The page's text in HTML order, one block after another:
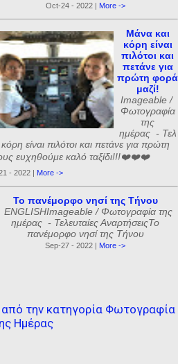
Oct-24 - 2022 | More ->
Μάνα και
κόρη είναι
πιλότοι και
πετάνε για
πρώτη φορά
μαζί!
Imageable /
Φωτογραφία
της
ημέρας - Τελ
είναι πιλότοι και πετάνε για πρώτη
ευχηθούμε καλό ταξίδι!!!❤️❤️❤️
- 2022 | More ->
Το πανέμορφο νησί της Τήνου
ENGLISHImageable / Φωτογραφία της
ημέρας - Τελευταίες ΑναρτήσειςΤο
πανέμορφο νησί της Τήνου
Sep-27 - 2022 | More ->
την κατηγορία Φωτογραφία
Ημέρας